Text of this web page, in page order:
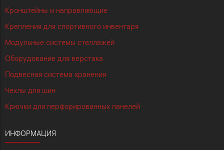
Кронштейны и направляющие
Крепления для спортивного инвентаря
Модульные системы стеллажей
Оборудование для верстака
Подвесная система хранения
Чехлы для шин
Крючки для перфорированных панелей
ИНФОРМАЦИЯ